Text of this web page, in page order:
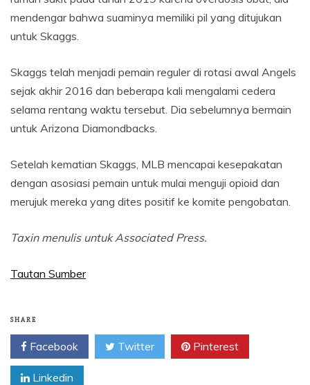
mendengar bahwa suaminya memiliki pil yang ditujukan
untuk Skaggs.
Skaggs telah menjadi pemain reguler di rotasi awal Angels
sejak akhir 2016 dan beberapa kali mengalami cedera
selama rentang waktu tersebut. Dia sebelumnya bermain
untuk Arizona Diamondbacks.
Setelah kematian Skaggs, MLB mencapai kesepakatan
dengan asosiasi pemain untuk mulai menguji opioid dan
merujuk mereka yang dites positif ke komite pengobatan.
Taxin menulis untuk Associated Press.
Tautan Sumber
SHARE
Facebook Twitter Pinterest
Linkedin